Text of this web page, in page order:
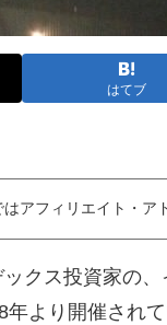
はてブ
アフィリエイト・ア
クス投資家の
より開催され